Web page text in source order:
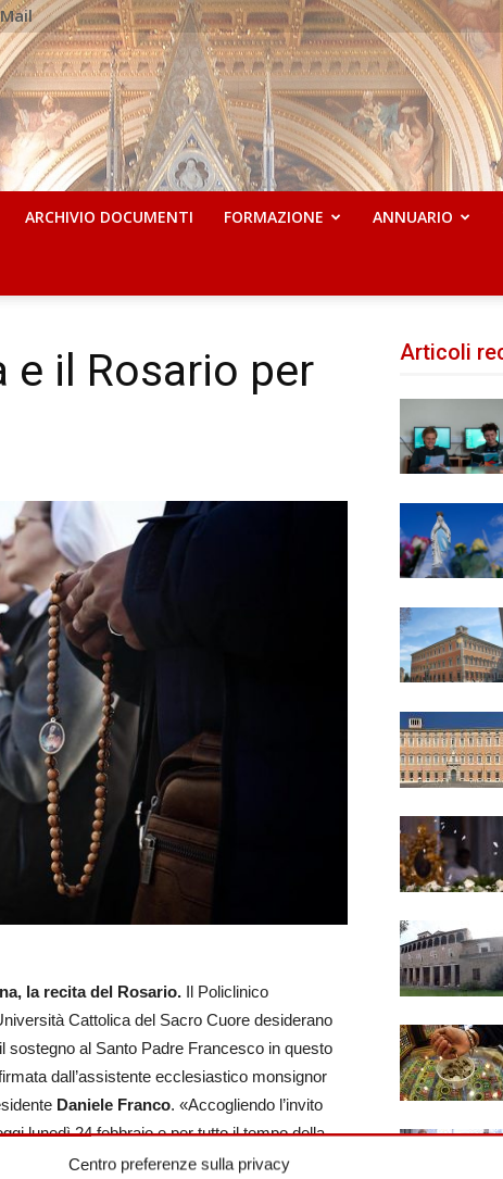
Centro preferenze sulla privacy
ARCHIVIO DOCUMENTI FORMAZIONE ANNUARIO
e il Rosario per
la recita del Rosario. Il Policlinico
Cattolica del Sacro Cuore desiderano
sostegno al Santo Padre Francesco in questo
dall’assistente ecclesiastico monsignor
Daniele Franco. «Accogliendo l’invito
lunedì 24 febbraio e per tutto il tempo della
Cappella San Giovanni Paolo II, situata nella
Articoli